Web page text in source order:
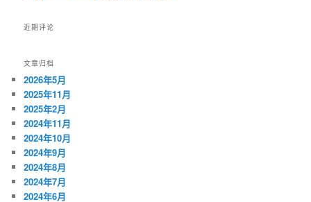
近期评论
文章归档
2026年5月
2025年11月
2025年2月
2024年11月
2024年10月
2024年9月
2024年8月
2024年7月
2024年6月